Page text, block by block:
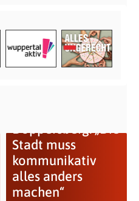
Stadt muss
kommunikativ
alles anders
machen“